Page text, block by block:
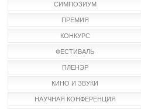
СИМПОЗИУМ
ПРЕМИЯ
КОНКУРС
ФЕСТИВАЛЬ
ПЛЕНЭР
КИНО И ЗВУКИ
НАУЧНАЯ КОНФЕРЕНЦИЯ